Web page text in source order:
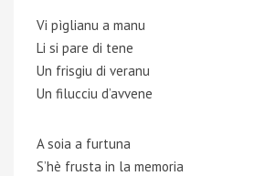
Vi pìglianu a manu
Li si pare di tene
Un frisgiu di veranu
Un filucciu d’avvene
A soia a furtuna
S’hè frusta in la memoria